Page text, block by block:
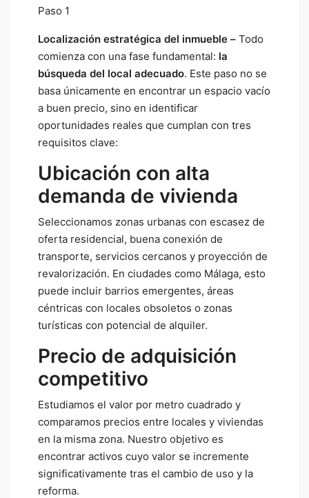
Paso 1
Localización estratégica del inmueble – Todo
comienza con una fase fundamental: la
búsqueda del local adecuado. Este paso no se
basa únicamente en encontrar un espacio vacío
a buen precio, sino en identificar
oportunidades reales que cumplan con tres
requisitos clave:
Ubicación con alta
demanda de vivienda
Seleccionamos zonas urbanas con escasez de
oferta residencial, buena conexión de
transporte, servicios cercanos y proyección de
revalorización. En ciudades como Málaga, esto
puede incluir barrios emergentes, áreas
céntricas con locales obsoletos o zonas
turísticas con potencial de alquiler.
Precio de adquisición
competitivo
Estudiamos el valor por metro cuadrado y
comparamos precios entre locales y viviendas
en la misma zona. Nuestro objetivo es
encontrar activos cuyo valor se incremente
significativamente tras el cambio de uso y la
reforma.